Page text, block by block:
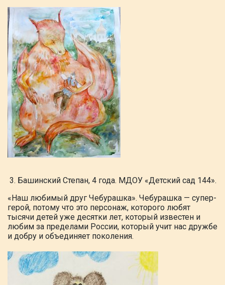
3. Башинский Степан, 4 года. МДОУ «Детский сад 144».
«Наш любимый друг Чебурашка». Чебурашка — супер-
герой, потому что это персонаж, которого любят
тысячи детей уже десятки лет, который известен и
любим за пределами России, который учит нас дружбе
и добру и объединяет поколения.